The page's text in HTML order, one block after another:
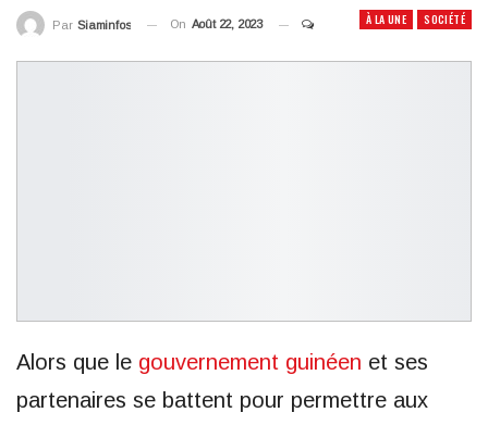
À LA UNE SOCIÉTÉ
Par Siaminfos On Août 22, 2023
Alors que le gouvernement guinéen et ses
partenaires se battent pour permettre aux